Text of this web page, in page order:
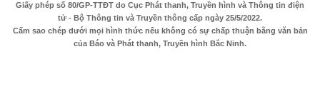
Giấy phép số 80/GP-TTĐT do Cục Phát thanh, Truyền hình và Thông tin điện
tử - Bộ Thông tin và Truyền thông cấp ngày 25/5/2022.
Cấm sao chép dưới mọi hình thức nếu không có sự chấp thuận bằng văn bản
của Báo và Phát thanh, Truyền hình Bắc Ninh.